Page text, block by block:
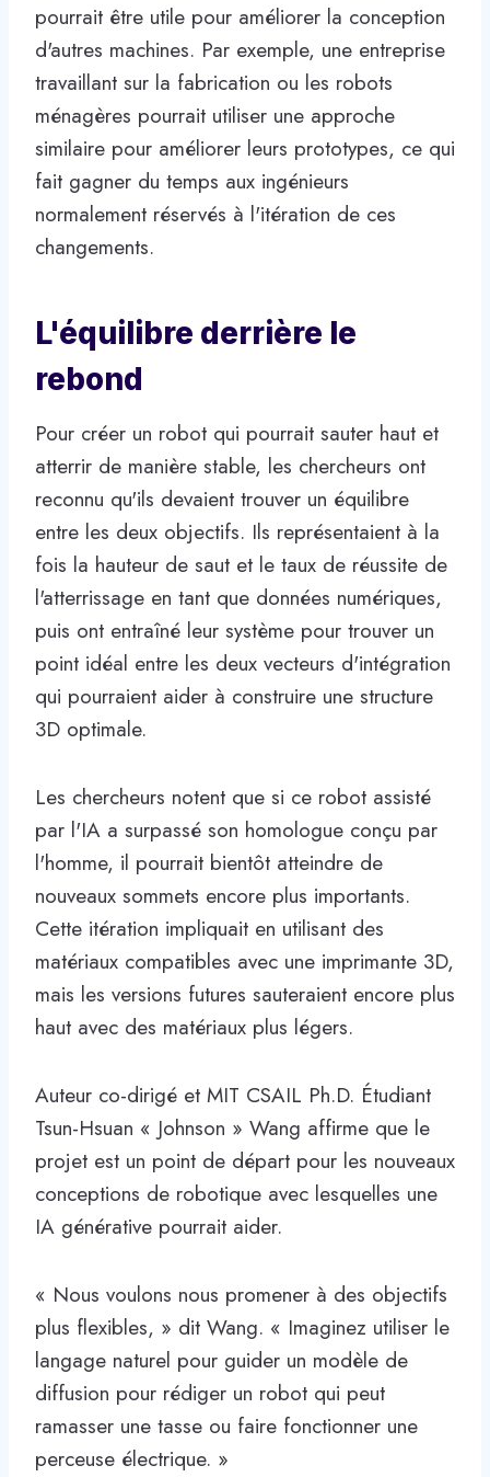
pourrait être utile pour améliorer la conception
d'autres machines. Par exemple, une entreprise
travaillant sur la fabrication ou les robots
ménagères pourrait utiliser une approche
similaire pour améliorer leurs prototypes, ce qui
fait gagner du temps aux ingénieurs
normalement réservés à l'itération de ces
changements.
L'équilibre derrière le
rebond
Pour créer un robot qui pourrait sauter haut et
atterrir de manière stable, les chercheurs ont
reconnu qu'ils devaient trouver un équilibre
entre les deux objectifs. Ils représentaient à la
fois la hauteur de saut et le taux de réussite de
l'atterrissage en tant que données numériques,
puis ont entraîné leur système pour trouver un
point idéal entre les deux vecteurs d'intégration
qui pourraient aider à construire une structure
3D optimale.
Les chercheurs notent que si ce robot assisté
par l'IA a surpassé son homologue conçu par
l'homme, il pourrait bientôt atteindre de
nouveaux sommets encore plus importants.
Cette itération impliquait en utilisant des
matériaux compatibles avec une imprimante 3D,
mais les versions futures sauteraient encore plus
haut avec des matériaux plus légers.
Auteur co-dirigé et MIT CSAIL Ph.D. Étudiant
Tsun-Hsuan « Johnson » Wang affirme que le
projet est un point de départ pour les nouveaux
conceptions de robotique avec lesquelles une
IA générative pourrait aider.
« Nous voulons nous promener à des objectifs
plus flexibles, » dit Wang. « Imaginez utiliser le
langage naturel pour guider un modèle de
diffusion pour rédiger un robot qui peut
ramasser une tasse ou faire fonctionner une
perceuse électrique. »